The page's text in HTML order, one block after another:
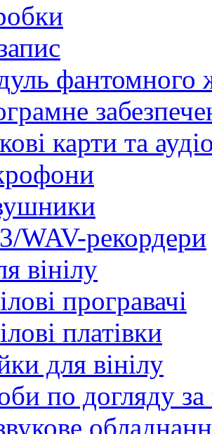
фантомного
карти та
WAV-рекордери
вінілу
програвачі
платівки
для вінілу
по догляду за